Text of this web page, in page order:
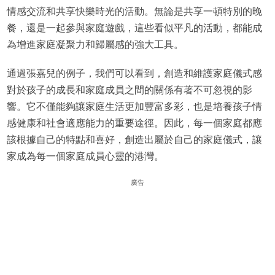
情感交流和共享快樂時光的活動。無論是共享一頓特別的晚
餐，還是一起參與家庭遊戲，這些看似平凡的活動，都能成
為增進家庭凝聚力和歸屬感的強大工具。
通過張嘉兒的例子，我們可以看到，創造和維護家庭儀式感
對於孩子的成長和家庭成員之間的關係有著不可忽視的影
響。它不僅能夠讓家庭生活更加豐富多彩，也是培養孩子情
感健康和社會適應能力的重要途徑。因此，每一個家庭都應
該根據自己的特點和喜好，創造出屬於自己的家庭儀式，讓
家成為每一個家庭成員心靈的港灣。
廣告